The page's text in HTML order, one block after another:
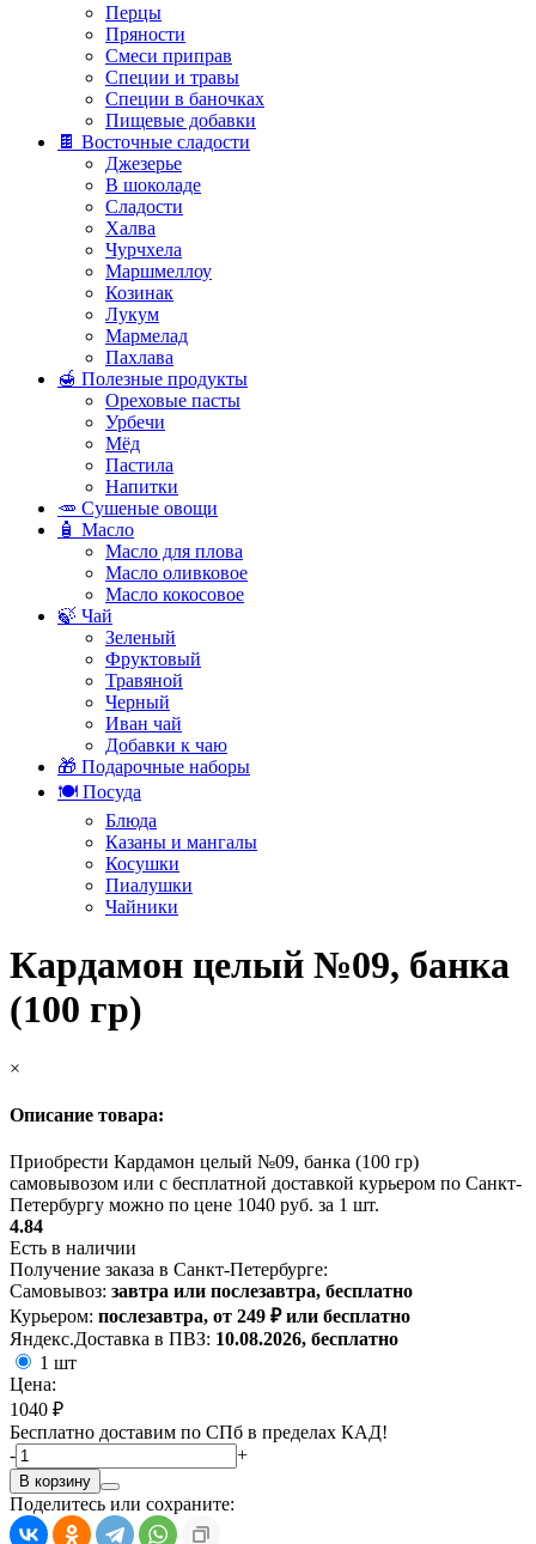
Перцы
Пряности
Смеси приправ
Специи и травы
Специи в баночках
Пищевые добавки
🍫 Восточные сладости
Джезерье
В шоколаде
Сладости
Халва
Чурчхела
Маршмеллоу
Козинак
Лукум
Мармелад
Пахлава
🍯 Полезные продукты
Ореховые пасты
Урбечи
Мёд
Пастила
Напитки
🥕 Сушеные овощи
🧴 Масло
Масло для плова
Масло оливковое
Масло кокосовое
🍃 Чай
Зеленый
Фруктовый
Травяной
Черный
Иван чай
Добавки к чаю
🎁 Подарочные наборы
🍽️ Посуда
Блюда
Казаны и мангалы
Косушки
Пиалушки
Чайники
Кардамон целый №09, банка
(100 гр)
×
Описание товара:
Приобрести Кардамон целый №09, банка (100 гр)
самовывозом или с бесплатной доставкой курьером по Санкт-
Петербургу можно по цене 1040 руб. за 1 шт.
4.84
Есть в наличии
Получение заказа в Санкт-Петербурге:
Самовывоз: завтра или послезавтра, бесплатно
Курьером: послезавтра, от 249 ₽ или бесплатно
Яндекс.Доставка в ПВЗ: 10.08.2026, бесплатно
1 шт
Цена:
1040 ₽
Бесплатно доставим по СПб в пределах КАД!
-
+
В корзину
Поделитесь или сохраните: